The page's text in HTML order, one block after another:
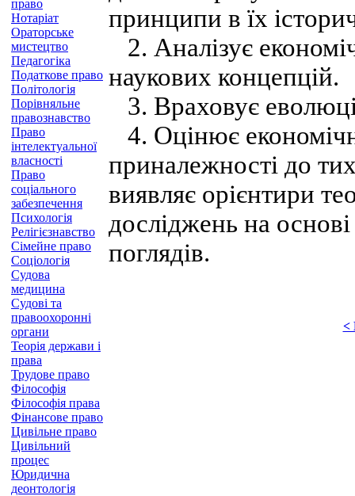
право
Нотаріат
Ораторське
мистецтво
Педагогіка
Податкове право
Політологія
Порівняльне
правознавство
Право
інтелектуальної
власності
Право
соціального
забезпечення
Психологія
Релігієзнавство
Сімейне право
Соціологія
Судова
медицина
Судові та
правоохоронні
органи
Теорія держави і
права
Трудове право
Філософія
Філософія права
Фінансове право
Цивільне право
Цивільний
процес
Юридична
деонтологія
принципи в їх
2. Аналізує
наукових концепцій.
3. Враховує
4. Оцінює
приналежності до
виявляє орієнтири
досліджень на
поглядів.
<